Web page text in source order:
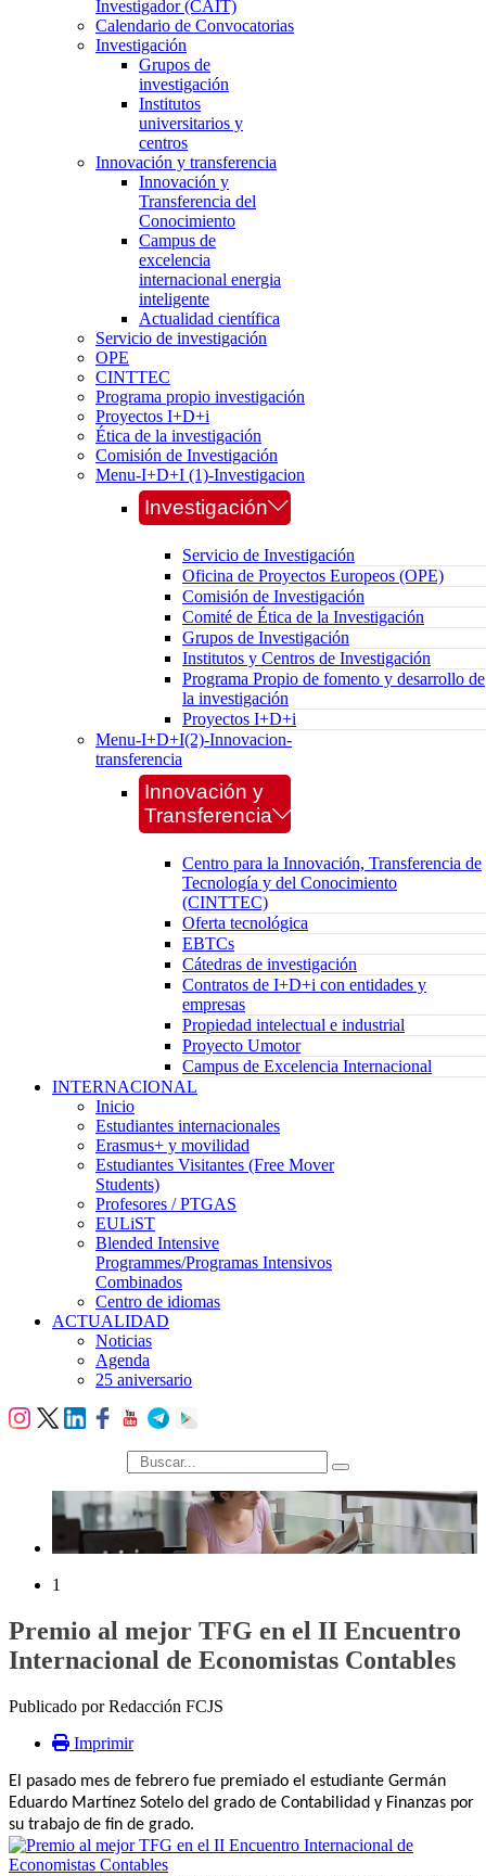
Investigador (CAIT)
Calendario de Convocatorias
Investigación
Grupos de
investigación
Institutos
universitarios y
centros
Innovación y transferencia
Innovación y
Transferencia del
Conocimiento
Campus de
excelencia
internacional energia
inteligente
Actualidad científica
Servicio de investigación
OPE
CINTTEC
Programa propio investigación
Proyectos I+D+i
Ética de la investigación
Comisión de Investigación
Menu-I+D+I (1)-Investigacion
Investigación
Servicio de Investigación
Oficina de Proyectos Europeos (OPE)
Comisión de Investigación
Comité de Ética de la Investigación
Grupos de Investigación
Institutos y Centros de Investigación
Programa Propio de fomento y desarrollo de
la investigación
Proyectos I+D+i
Menu-I+D+I(2)-Innovacion-
transferencia
Innovación y
Transferencia
Centro para la Innovación, Transferencia de
Tecnología y del Conocimiento
(CINTTEC)
Oferta tecnológica
EBTCs
Cátedras de investigación
Contratos de I+D+i con entidades y
empresas
Propiedad intelectual e industrial
Proyecto Umotor
Campus de Excelencia Internacional
INTERNACIONAL
Inicio
Estudiantes internacionales
Erasmus+ y movilidad
Estudiantes Visitantes (Free Mover
Students)
Profesores / PTGAS
EULiST
Blended Intensive
Programmes/Programas Intensivos
Combinados
Centro de idiomas
ACTUALIDAD
Noticias
Agenda
25 aniversario
búsqueda
1
Premio al mejor TFG en el II Encuentro
Internacional de Economistas Contables
Publicado por Redacción FCJS
Imprimir
El pasado mes de febrero fue premiado el estudiante Germán
Eduardo Martínez Sotelo del grado de Contabilidad y Finanzas por
su trabajo de fin de grado.